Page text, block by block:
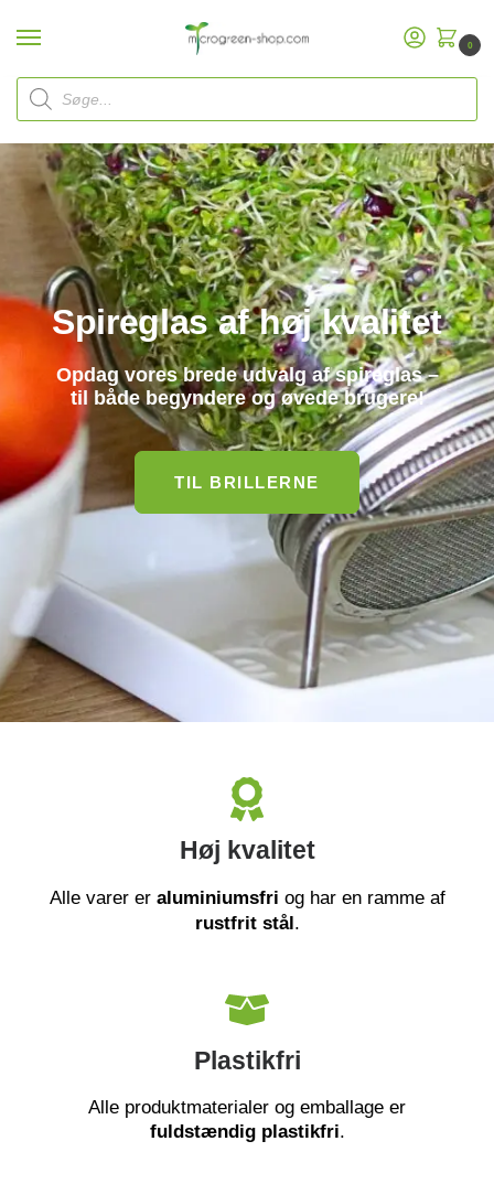
0
Start Spiring af krukker
Spireglas af høj kvalitet
Opdag vores brede udvalg af spireglas –
til både begyndere og øvede brugere!
TIL BRILLERNE
Høj kvalitet
Alle varer er aluminiumsfri og har en ramme af
rustfrit stål.
Plastikfri
Alle produktmaterialer og emballage er
fuldstændig plastikfri.